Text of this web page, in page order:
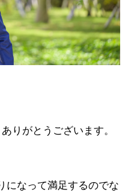
りがとうございます。
になって満足するのでな